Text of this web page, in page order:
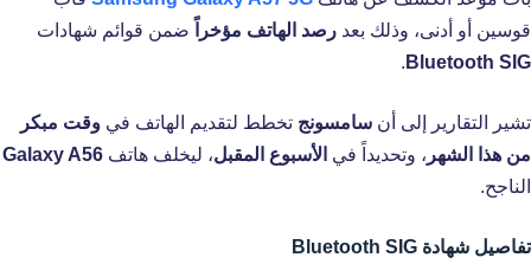
قوسين أو أدنى، وذلك بعد رصد الهاتف مؤخراً
ضمن قوائم شهادات
Bluetooth SIG
.
تشير التقارير إلى أن سامسونج تخطط لتقديم الهاتف في وقت مبكر
من هذا الشهر ، وتحديداً في الأسبوع المقبل، ليخلف هاتف Galaxy A56
الناجح.
تفاصيل شهادة Bluetooth SIG